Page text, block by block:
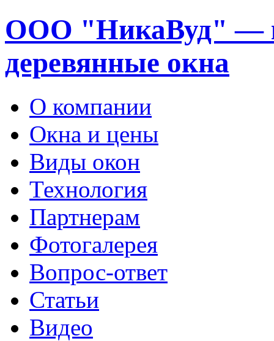
ООО "НикаВуд" —
деревянные окна
О компании
Окна и цены
Виды окон
Технология
Партнерам
Фотогалерея
Вопрос-ответ
Статьи
Видео